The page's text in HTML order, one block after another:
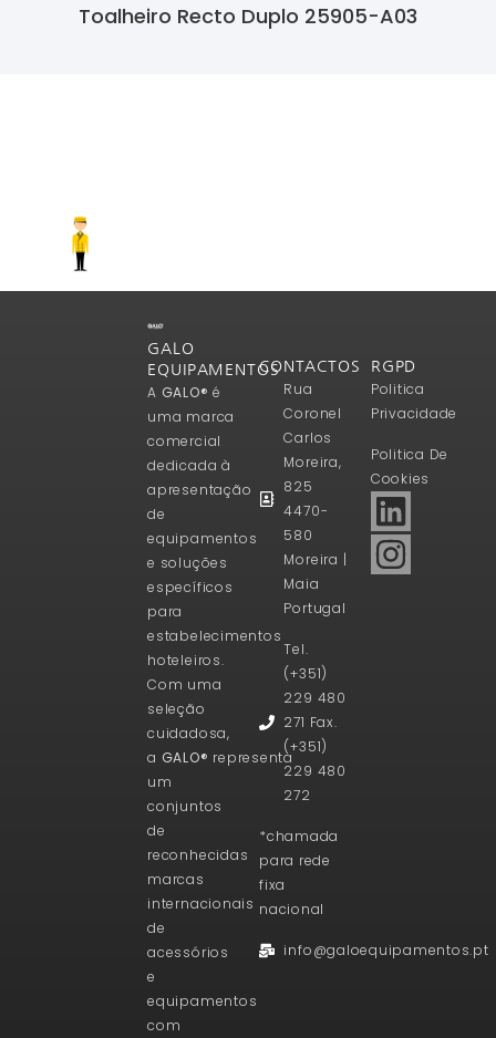
Toalheiro Recto Duplo 25905-A03
GALO
EQUIPAMENTOS
A GALO® é
uma marca
comercial
dedicada à
apresentação
de
equipamentos
e soluções
específicos
para
estabelecimentos
hoteleiros.
Com uma
seleção
cuidadosa,
a GALO® representa
um
conjuntos
de
reconhecidas
marcas
internacionais
de
acessórios
e
equipamentos
com
CONTACTOS
Rua
Coronel
Carlos
Moreira,
825
4470-
580
Moreira |
Maia
Portugal
Tel.
(+351)
229 480
271 Fax.
(+351)
229 480
272
*chamada
para rede
fixa
nacional
info@galoequipamentos.pt
RGPD
Politica
Privacidade
Politica De
Cookies